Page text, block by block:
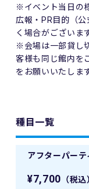
※イベント当日の
広報・PR目的（
く場合がございま
※会場は一部貸し
客様も同じ館内を
をお願いいたしま
種目一覧
アフターパーテ
¥7,700 （税込